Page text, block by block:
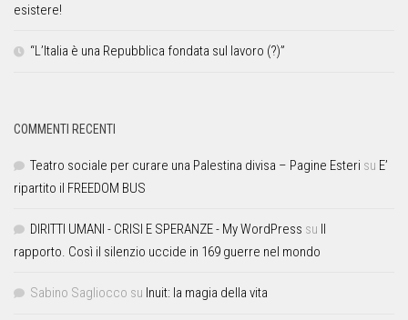
esistere!
“L’Italia è una Repubblica fondata sul lavoro (?)”
COMMENTI RECENTI
Teatro sociale per curare una Palestina divisa – Pagine Esteri su E’
ripartito il FREEDOM BUS
DIRITTI UMANI - CRISI E SPERANZE - My WordPress su Il
rapporto. Così il silenzio uccide in 169 guerre nel mondo
Sabino Sagliocco su Inuit: la magia della vita